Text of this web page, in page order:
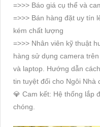
=>>> Báo giá cụ thể và
=>>> Bán hàng đặt uy tín
kém chất lượng
=>>> Nhân viên kỹ thuật
hàng sử dụng camera
và laptop. Hướng dẫn
tin tuyệt đối cho Ngôi Nhà
💎 Cam kết: Hệ thống lắp
chóng.